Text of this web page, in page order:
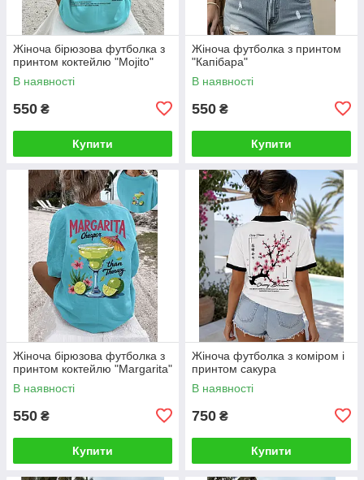
Жіноча бірюзова футболка з
принтом коктейлю "Mojito"
В наявності
550 ₴
Купити
Жіноча футболка з принтом
"Капібара"
В наявності
550 ₴
Купити
Жіноча бірюзова футболка з
принтом коктейлю "Margarita"
В наявності
550 ₴
Купити
Жіноча футболка з коміром і
принтом сакура
В наявності
750 ₴
Купити